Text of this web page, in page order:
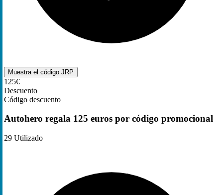
Muestra el código JRP
125€
Descuento
Código descuento
Autohero regala 125 euros por código promocional
29 Utilizado